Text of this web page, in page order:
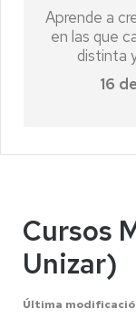
Aprende a
en las que
distinta
16
Cursos
Unizar)
Última